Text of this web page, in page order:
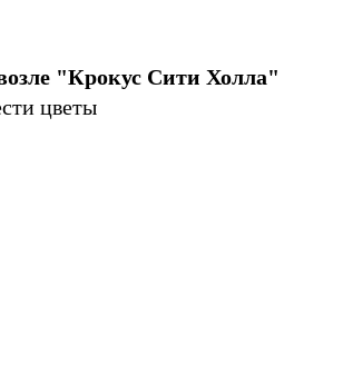
"Крокус Сити Холла"
цветы